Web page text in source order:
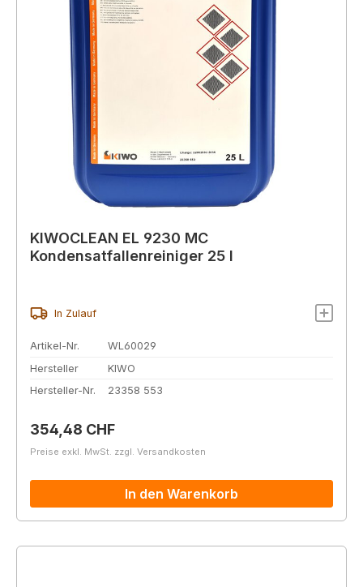
KIWOCLEAN EL 9230 MC
Kondensatfallenreiniger 25 l
In Zulauf
Artikel-Nr.
WL60029
Hersteller
KIWO
Hersteller-Nr.
23358 553
Regulärer Preis:
354,48 CHF
Preise exkl. MwSt. zzgl. Versandkosten
In den Warenkorb